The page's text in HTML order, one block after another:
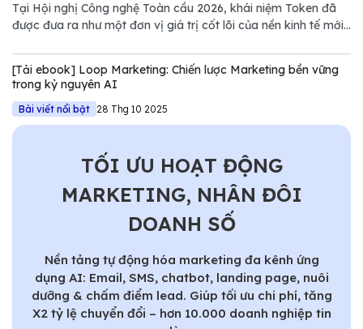
Tại Hội nghị Công nghệ Toàn cầu 2026, khái niệm Token đã
được đưa ra như một đơn vị giá trị cốt lõi của nền kinh tế mới.
chúng ta sẽ bỏ lỡ một bước ngoặt quan trọng trong quản trị
Marketing.
[Tải ebook] Loop Marketing: Chiến lược Marketing bền vững
trong kỷ nguyên AI
Bài viết nổi bật 28 Thg 10 2025
TỐI ƯU HOẠT ĐỘNG
MARKETING, NHÂN ĐÔI
DOANH SỐ
Nền tảng tự động hóa marketing đa kênh ứng
dụng AI: Email, SMS, chatbot, landing page, nuôi
dưỡng & chấm điểm lead. Giúp tối ưu chi phí, tăng
X2 tỷ lệ chuyển đổi – hơn 10.000 doanh nghiệp tin